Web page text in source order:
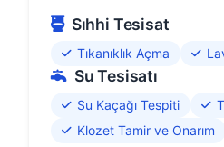
Sıhhi Tesisat
Tıkanıklık Açma
Su Tesisatı
Su Kaçağı Tespiti
Klozet Tamir ve Onarım